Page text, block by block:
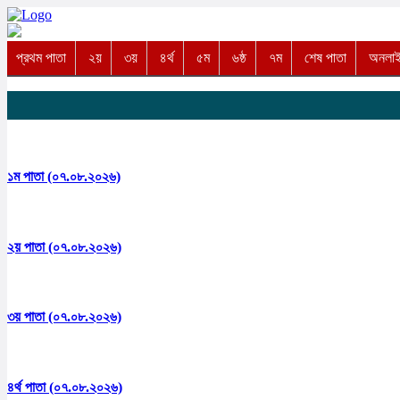
প্রথম পাতা ২য় ৩য় ৪র্থ ৫ম ৬ষ্ঠ ৭ম শেষ পাতা
১ম পাতা (০৭.০৮.২০২৬)
২য় পাতা (০৭.০৮.২০২৬)
৩য় পাতা (০৭.০৮.২০২৬)
৪র্থ পাতা (০৭.০৮.২০২৬)